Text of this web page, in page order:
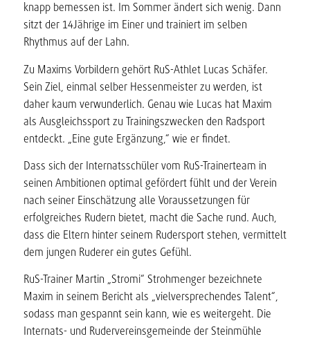
knapp bemessen ist. Im Sommer ändert sich wenig. Dann
sitzt der 14Jährige im Einer und trainiert im selben
Rhythmus auf der Lahn.
Zu Maxims Vorbildern gehört RuS-Athlet Lucas Schäfer.
Sein Ziel, einmal selber Hessenmeister zu werden, ist
daher kaum verwunderlich. Genau wie Lucas hat Maxim
als Ausgleichssport zu Trainingszwecken den Radsport
entdeckt. „Eine gute Ergänzung,“ wie er findet.
Dass sich der Internatsschüler vom RuS-Trainerteam in
seinen Ambitionen optimal gefördert fühlt und der Verein
nach seiner Einschätzung alle Voraussetzungen für
erfolgreiches Rudern bietet, macht die Sache rund. Auch,
dass die Eltern hinter seinem Rudersport stehen, vermittelt
dem jungen Ruderer ein gutes Gefühl.
RuS-Trainer Martin „Stromi“ Strohmenger bezeichnete
Maxim in seinem Bericht als „vielversprechendes Talent“,
sodass man gespannt sein kann, wie es weitergeht. Die
Internats- und Rudervereinsgemeinde der Steinmühle